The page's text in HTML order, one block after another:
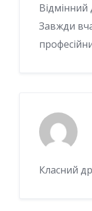
Завжди
Класний